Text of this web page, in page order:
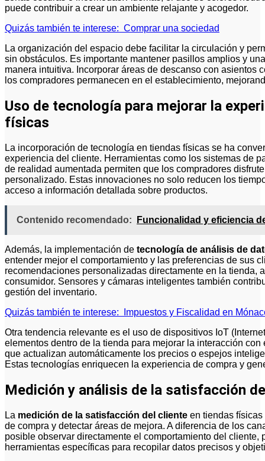
puede contribuir a crear un ambiente relajante y acogedor.
Quizás también te interese: Comprar una sociedad
La organización del espacio debe facilitar la circulación y
sin obstáculos. Es importante mantener pasillos amplios y
manera intuitiva. Incorporar áreas de descanso con asientos
los compradores permanecen en el establecimiento,
Uso de tecnología para mejorar la
físicas
La incorporación de tecnología en tiendas físicas se ha
experiencia del cliente. Herramientas como los sistemas de
de realidad aumentada permiten que los compradores
personalizado. Estas innovaciones no solo reducen los
acceso a información detallada sobre productos.
Contenido recomendado: Funcionalidad y eficiencia
Además, la implementación de tecnología de análisis de
entender mejor el comportamiento y las preferencias de sus
recomendaciones personalizadas directamente en la tienda,
consumidor. Sensores y cámaras inteligentes también
gestión del inventario.
Quizás también te interese:
Impuestos y Fiscalidad en
Otra tendencia relevante es el uso de dispositivos IoT
elementos dentro de la tienda para mejorar la interacción
que actualizan automáticamente los precios o espejos
Estas tecnologías enriquecen la experiencia de compra y
Medición y análisis de la satisfacción
La medición de la satisfacción del cliente en tiendas
de compra y detectar áreas de mejora. A diferencia de los
posible observar directamente el comportamiento del cliente,
herramientas específicas para recopilar datos precisos y